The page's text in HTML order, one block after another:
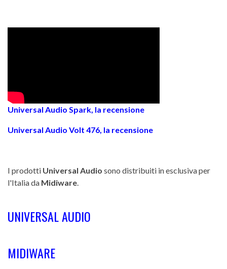
Universal Audio Spark, la recensione
Universal Audio Volt 476, la recensione
I prodotti Universal Audio sono distribuiti in esclusiva per
l'Italia da Midiware
UNIVERSAL AUDIO
MIDIWARE